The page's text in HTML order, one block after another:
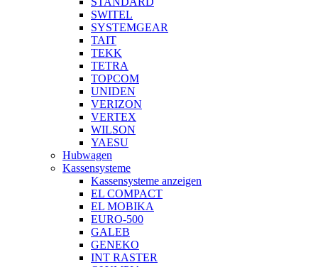
SWITEL
SYSTEMGEAR
TAIT
TEKK
TETRA
TOPCOM
UNIDEN
VERIZON
VERTEX
WILSON
YAESU
Hubwagen
Kassensysteme
Kassensysteme anzeigen
EL COMPACT
EL MOBIKA
EURO-500
GALEB
GENEKO
INT RASTER